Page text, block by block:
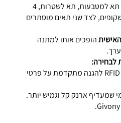
ארנק קומפקטי ונוח הכולל תא למטבעות, תא לשטרות, 4
ו־2 תאים שקופים, לצד שני תאים מוסתרים
הופכים אותו למתנה
לבחירה:
עם מערכת בטיחות RFID + NFC להגנה מתקדמת על פרטי
שמעדיף ארנק קל וגמיש יותר.